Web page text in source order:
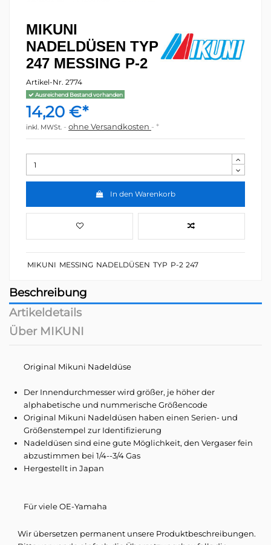
MIKUNI
NADELDÜSEN TYP
247 MESSING P-2
Artikel-Nr. 2774
Ausreichend Bestand vorhanden
14,20 €*
inkl. MWSt. ohne Versandkosten *
In den Warenkorb
MIKUNI MESSING NADELDÜSEN TYP P-2 247
Beschreibung
Artikeldetails
Über MIKUNI
Original Mikuni Nadeldüse
Der Innendurchmesser wird größer, je höher der
alphabetische und nummerische Größencode
Original Mikuni Nadeldüsen haben einen Serien- und
Größenstempel zur Identifizierung
Nadeldüsen sind eine gute Möglichkeit, den Vergaser fein
abzustimmen bei 1/4--3/4 Gas
Hergestellt in Japan
Für viele OE-Yamaha
Wir übersetzen permanent unsere Produktbeschreibungen.